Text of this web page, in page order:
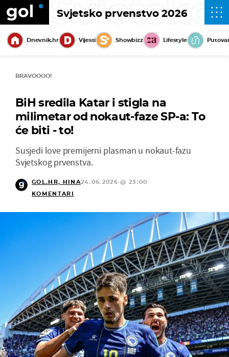
Svjetsko prvenstvo 2026
Dnevnik.hr Vijesti Showbizz Lifestyle
BRAVOOOO!
BiH sredila Katar i stigla na
milimetar od nokaut-faze SP-a: To
će biti - to!
Susjedi love premijerni plasman u nokaut-fazu
Svjetskog prvenstva.
GOL.HR, HINA24.06.2026 @ 23:00
KOMENTARI